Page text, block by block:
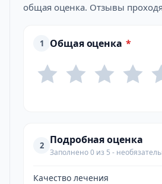
общая оценка. Отзывы
1 Общая оценка *
2 Подробная оценка
Заполнено 0 из 5 -
Качество лечения